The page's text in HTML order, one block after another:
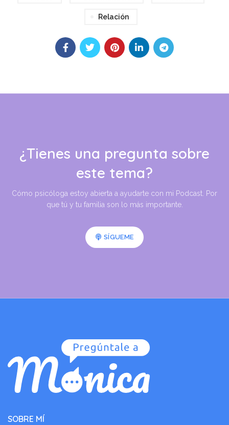
Relación
¿Tienes una pregunta sobre
este tema?
Cómo psicóloga estoy abierta a ayudarte con mi Podcast. Por
que tú y tu familia son lo más importante.
SÍGUEME
SOBRE MÍ